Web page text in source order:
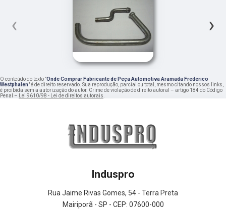
‹ ›
O conteúdo do texto "Onde Comprar Fabricante de Peça Automotiva Aramada Frederico
Westphalen" é de direito reservado. Sua reprodução, parcial ou total, mesmo citando nossos links,
é proibida sem a autorização do autor. Crime de violação de direito autoral – artigo 184 do Código
Penal – Lei 9610/98 - Lei de direitos autorais.
Induspro
Rua Jaime Rivas Gomes, 54 - Terra Preta
Mairiporã - SP - CEP: 07600-000